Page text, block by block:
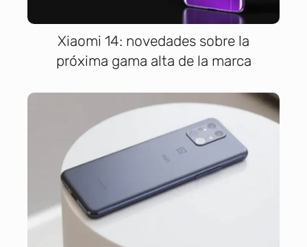
Xiaomi 14: novedades sobre la
próxima gama alta de la marca